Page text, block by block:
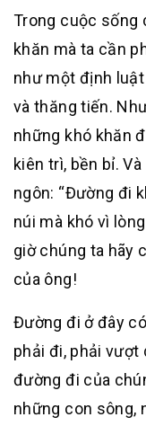
Trong cuộc sống
khăn mà ta cần
như một định
và thăng tiến.
những khó khăn
kiên trì, bền bỉ.
ngôn: “Đường đi
núi mà khó vì
giờ chúng ta hãy
của ông!
Đường đi ở đây
phải đi, phải vượt
đường đi của
những con sông,